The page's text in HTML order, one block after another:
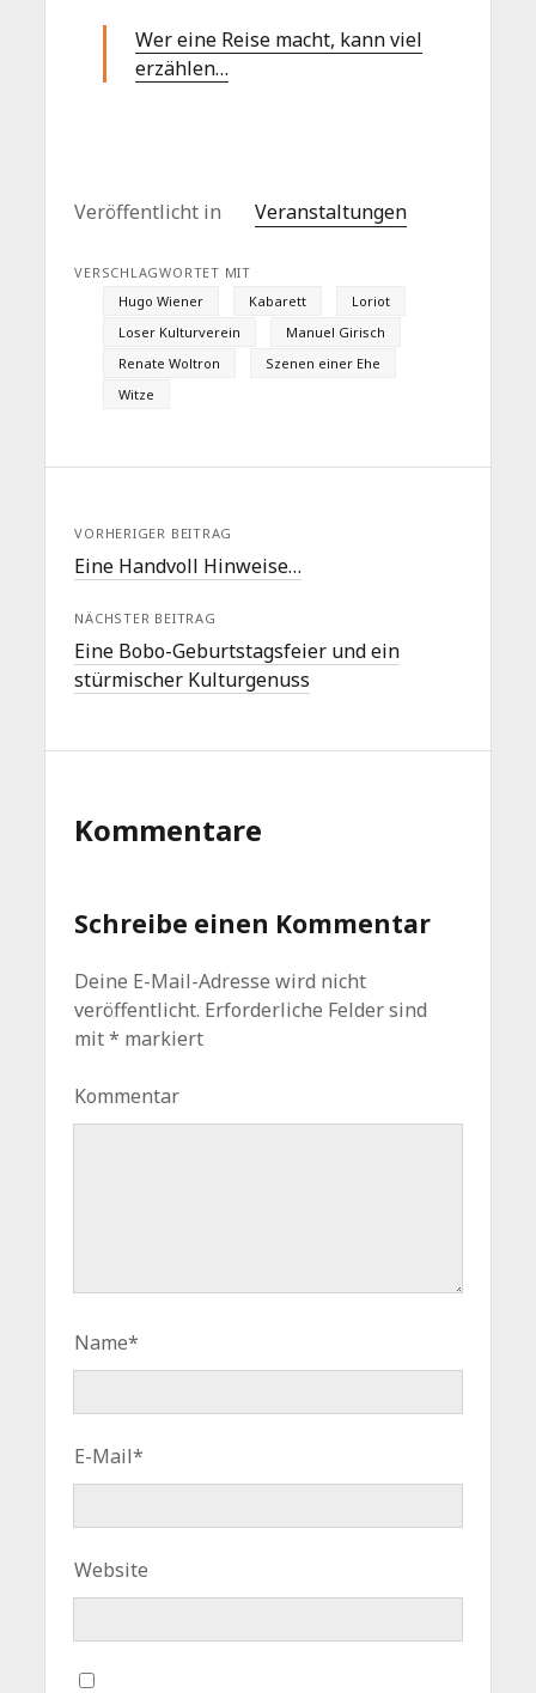
Wer eine Reise macht, kann viel
erzählen…
Veröffentlicht in Veranstaltungen
VERSCHLAGWORTET MIT
Hugo Wiener
Kabarett
Loriot
Loser Kulturverein
Manuel Girisch
Renate Woltron
Szenen einer Ehe
Witze
VORHERIGER BEITRAG
Eine Handvoll Hinweise…
NÄCHSTER BEITRAG
Eine Bobo-Geburtstagsfeier und ein
stürmischer Kulturgenuss
Kommentare
Schreibe einen Kommentar
Deine E-Mail-Adresse wird nicht
veröffentlicht. Erforderliche Felder sind
mit* markiert
Kommentar
Name*
E-Mail*
Website